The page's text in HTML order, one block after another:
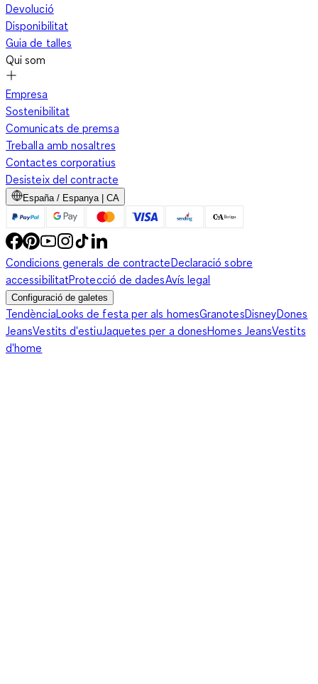
Devolució
Disponibilitat
Guia de talles
Qui som
Empresa
Sostenibilitat
Comunicats de premsa
Treballa amb nosaltres
Contactes corporatius
Desisteix del contracte
España / Espanya | CA
Condicions generals de contracteDeclaració sobre
accessibilitatProtecció de dadesAvís legal
Configuració de galetes
TendènciaLooks de festa per als homesGranotesDisneyDones
JeansVestits d'estiu Jaquetes per a donesHomes JeansVestits
d'home